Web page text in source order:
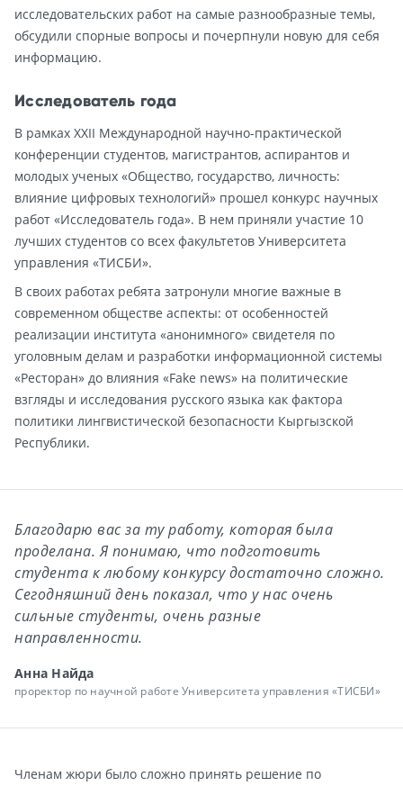
исследовательских работ на самые разнообразные темы,
обсудили спорные вопросы и почерпнули новую для себя
информацию.
Исследователь года
В рамках XXII Международной научно-практической
конференции студентов, магистрантов, аспирантов и
молодых ученых «Общество, государство, личность:
влияние цифровых технологий» прошел конкурс научных
работ «Исследователь года». В нем приняли участие 10
лучших студентов со всех факультетов Университета
управления «ТИСБИ».
В своих работах ребята затронули многие важные в
современном обществе аспекты: от особенностей
реализации института «анонимного» свидетеля по
уголовным делам и разработки информационной системы
«Ресторан» до влияния «Fake news» на политические
взгляды и исследования русского языка как фактора
политики лингвистической безопасности Кыргызской
Республики.
Благодарю вас за ту работу, которая была
проделана. Я понимаю, что подготовить
студента к любому конкурсу достаточно сложно.
Сегодняшний день показал, что у нас очень
сильные студенты, очень разные
направленности.
Анна Найда
проректор по научной работе Университета управления «ТИСБИ»
Членам жюри было сложно принять решение по